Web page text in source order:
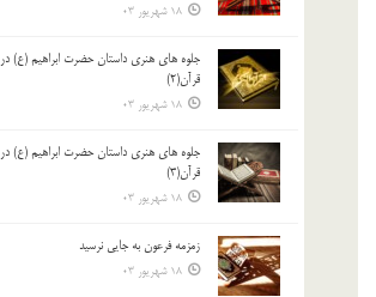
18 شهریور 03
جلوه هاي هنري داستان حضرت ابراهيم (ع) در
قرآن(2)
18 شهریور 03
جلوه هاي هنري داستان حضرت ابراهيم (ع) در
قرآن(3)
18 شهریور 03
زمزمه فرعون به جايي نرسيد
18 شهریور 03